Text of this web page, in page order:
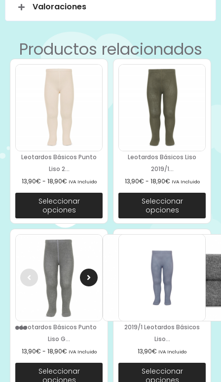
Valoraciones
Productos relacionados
Leotardos Básicos Punto
Liso 2...
13,90€ - 18,90€ IVA Incluido
Seleccionar
opciones
Leotardos Básicos Liso
2019/1...
13,90€ - 18,90€ IVA Incluido
Seleccionar
opciones
Leotardos Básicos Punto
Liso G...
13,90€ - 18,90€ IVA Incluido
Seleccionar
2019/1 Leotardos Básicos
Liso...
13,90€ IVA Incluido
Seleccionar